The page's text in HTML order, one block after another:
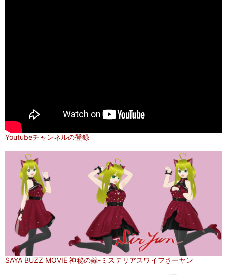
Youtubeチャンネルの登録
SAYA BUZZ MOVIE 神秘の嫁-ミステリアスワイフさーヤン